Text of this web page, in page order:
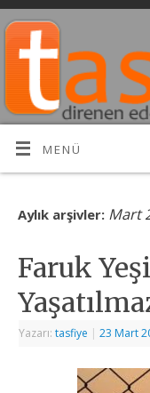
MENÜ
Aylık arşivler: Mart
Faruk
Yazarı:tasfiye | 23 Mart